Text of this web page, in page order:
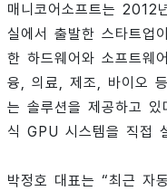
매니코어소프트는 2012
실에서 출발한 스타트업
한 하드웨어와 소프트웨
융, 의료, 제조, 바이오
는 솔루션을 제공하고
식 GPU 시스템을 직접
박정호 대표는 “최근 자